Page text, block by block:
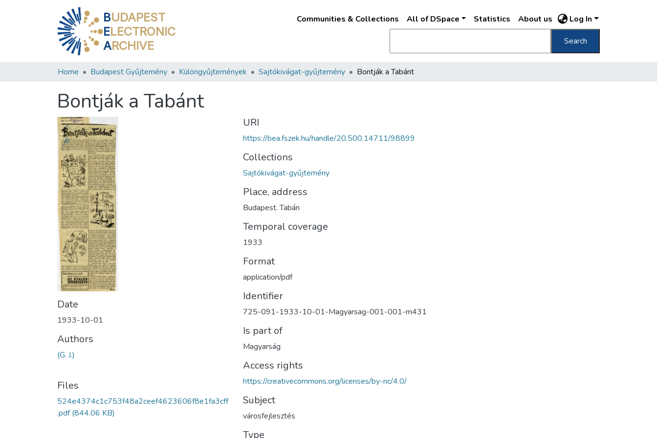
BUDAPEST
ELECTRONIC
ARCHIVE
Communities & Collections All of DSpace Statistics About us Log In
Search
Home Budapest Gyűjtemény Különgyűjtemények Sajtókivágat-gyűjtemény Bontják a Tabánt
Bontják a Tabánt
Date
1933-10-01
Authors
(G. J.)
Files
524e4374c1c753f48a2ceef4623606f8e1fa3cff
.pdf(844.06 KB)
URI
https://bea.fszek.hu/handle/20.500.14711/98899
Collections
Sajtókivágat-gyűjtemény
Place, address
Budapest. Tabán
Temporal coverage
1933
Format
application/pdf
Identifier
725-091-1933-10-01-Magyarsag-001-001-m431
Is part of
Magyarság
Access rights
https://creativecommons.org/licenses/by-nc/4.0/
Subject
városfejlesztés
Type